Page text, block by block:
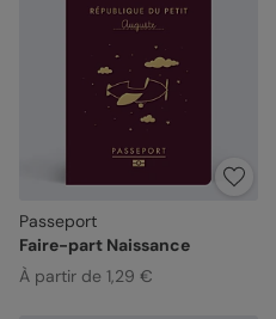
Passeport
Faire-part Naissance
À partir de 1,29 €